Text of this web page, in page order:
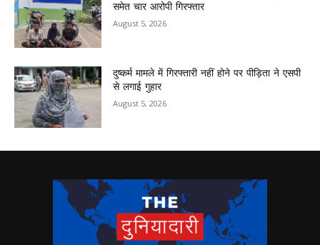
समेत चार आरोपी गिरफ्तार
August 5, 2026
दुष्कर्म मामले में गिरफ्तारी नहीं होने पर पीड़िता ने एसपी
से लगाई गुहार
August 5, 2026